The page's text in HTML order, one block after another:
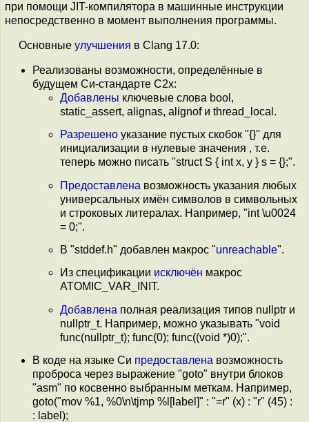
при помощи JIT-компилятора в машинные инструкции
непосредственно в момент выполнения программы.
Основные улучшения в Clang 17.0:
Реализованы возможности, определённые в
будущем Си-стандарте C2x:
Добавлены ключевые слова bool,
static_assert, alignas, alignof и thread_local.
Разрешено указание пустых скобок "{}" для
инициализации в нулевые значения , т.е.
теперь можно писать "struct S { int x, y } s = {};".
Предоставлена возможность указания любых
универсальных имён символов в символьных
и строковых литералах. Например, "int \u0024
= 0;".
В "stddef.h" добавлен макрос "unreachable".
Из спецификации исключён макрос
ATOMIC_VAR_INIT.
Добавлена полная реализация типов nullptr и
nullptr_t. Например, можно указывать "void
func(nullptr_t); func(0); func((void *)0);".
В коде на языке Си предоставлена возможность
проброса через выражение "goto" внутри блоков
"asm" по косвенно выбранным меткам. Например,
goto("mov %1, %0\n\tjmp %l[label]" : "=r" (x) : "r" (45) :
: label);